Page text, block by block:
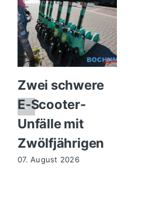
Zwei schwere
E-Scooter-
Unfälle mit
Zwölfjährigen
07. August 2026